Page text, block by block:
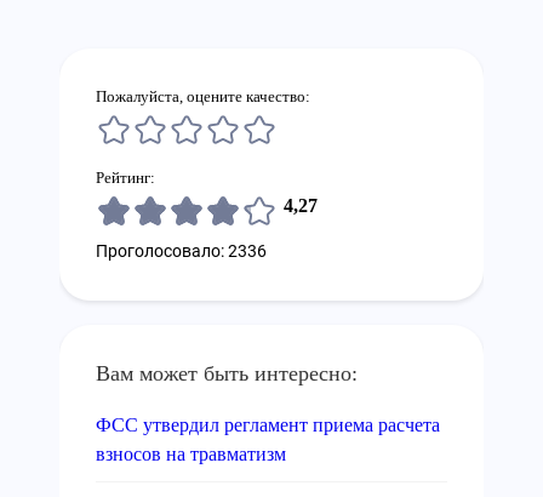
Пожалуйста, оцените качество:
Рейтинг:
4,27
Проголосовало: 2336
Вам может быть интересно:
ФСС утвердил регламент приема расчета
взносов на травматизм